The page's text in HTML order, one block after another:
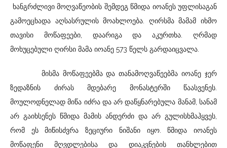
ხანგრძლივი მოღვაწეობის შემდეგ წმიდა იოანეს უფლისაგან
გამოეცხადა აღსასრულის მოახლოება. ღირსმა მამამ იხმო
თავისი მოწაფეები, დაარიგა და აკურთხა. ღრმად
მოხუცებული ღირსი მამა იოანე 573 წელს გარდაიცვალა.
მისმა მოწაფეებმა და თანამოღვაწეებმა იოანე ჯერ
ზედაზნის ძირას მდებარე მონასტერში წაასვენეს.
მოულოდნელად მიწა იძრა და არ დაწყნარებულა მანამ, სანამ
არ გაიხსენეს წმიდა მამის ანდერძი და არ გულისხმაჰყვეს,
რომ ეს მიწისძვრა ზეციური ნიშანი იყო. წმიდა იოანეს
მოწაფენი მღვდლებისა და დიაკვნების თანხლებით